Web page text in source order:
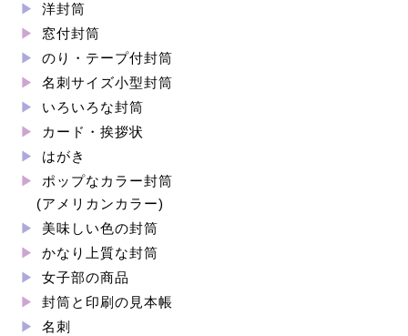
洋封筒
窓付封筒
のり・テープ付封筒
名刺サイズ小型封筒
いろいろな封筒
カード・挨拶状
はがき
ポップなカラー封筒
(アメリカンカラー)
美味しい色の封筒
かなり上質な封筒
女子部の商品
封筒と印刷の見本帳
名刺